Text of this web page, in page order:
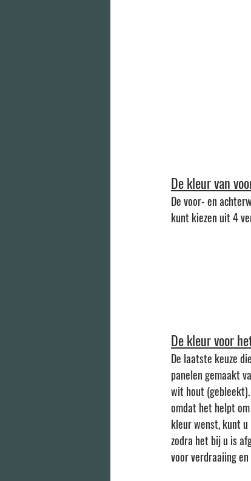
De kleur van
De voor- en
kunt kiezen uit 4
De kleur voor
De laatste keuze
panelen gemaakt
wit hout
omdat het helpt
kleur wenst, kunt
zodra het bij u is
voor verdraaiing